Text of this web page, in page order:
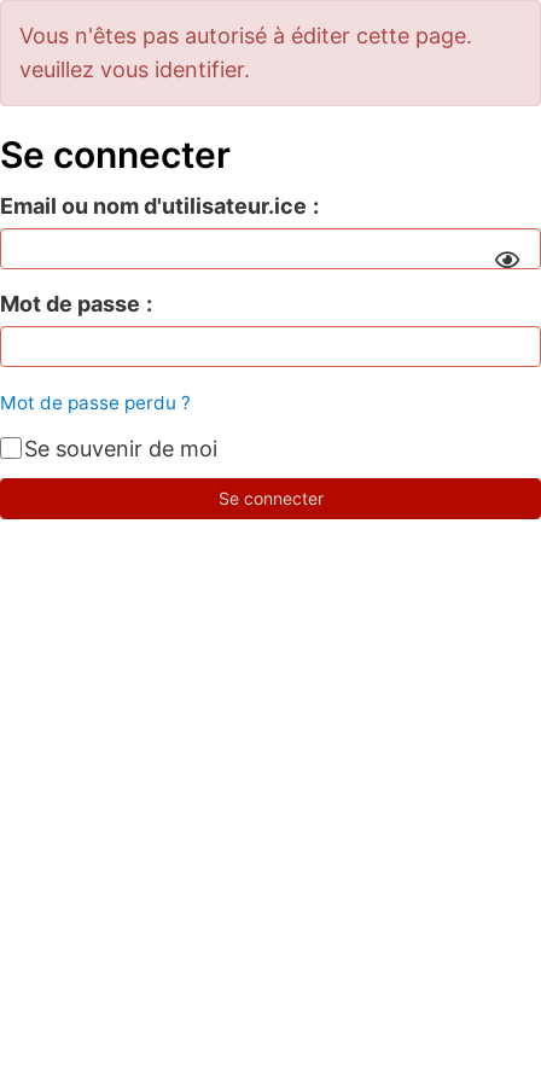
Vous n'êtes pas autorisé à éditer cette page.
veuillez vous identifier.
Se connecter
Email ou nom d'utilisateur.ice
Mot de passe
Mot de passe perdu ?
Se souvenir de moi
Se connecter